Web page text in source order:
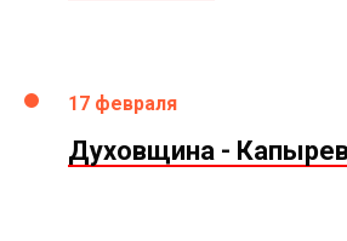
17 февраля
Духовщина -